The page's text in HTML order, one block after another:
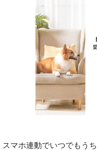
スマホ連動でいつでもう